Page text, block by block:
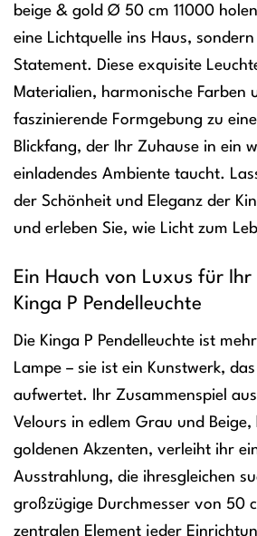
beige & gold Ø 50 cm 11000
eine Lichtquelle ins Haus,
Statement. Diese exquisite
Materialien, harmonische Farben
faszinierende Formgebung zu
Blickfang, der Ihr Zuhause in ein
einladendes Ambiente taucht.
der Schönheit und Eleganz der
und erleben Sie, wie Licht zum
Ein Hauch von Luxus für Ihr
Kinga P Pendelleuchte
Die Kinga P Pendelleuchte ist
Lampe – sie ist ein Kunstwerk,
aufwertet. Ihr Zusammenspiel
Velours in edlem Grau und
goldenen Akzenten, verleiht ihr
Ausstrahlung, die ihresgleichen
großzügige Durchmesser von 50
zentralen Element jeder